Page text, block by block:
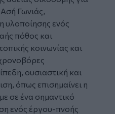
Γωνιάς,
υλοποίησης ενός
πόθος και
κοινωνίας και
ουσιαστική και
όπως επισημαίνει η
σε ένα σημαντικό
ενός έργου-πνοής